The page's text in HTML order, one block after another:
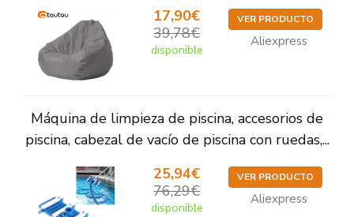
17,90€
39,78€
disponible
VER PRODUCTO
Aliexpress
Máquina de limpieza de piscina, accesorios de
piscina, cabezal de vacío de piscina con ruedas,...
25,94€
76,29€
disponible
VER PRODUCTO
Aliexpress